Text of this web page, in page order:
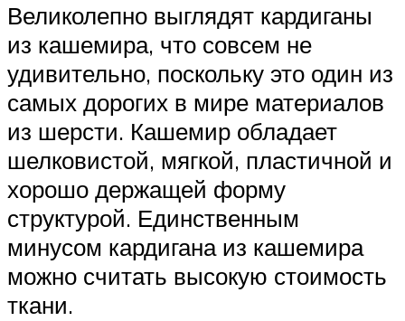
Великолепно выглядят кардиганы
из кашемира, что совсем не
удивительно, поскольку это один из
самых дорогих в мире материалов
из шерсти. Кашемир обладает
шелковистой, мягкой, пластичной и
хорошо держащей форму
структурой. Единственным
минусом кардигана из кашемира
можно считать высокую стоимость
ткани.